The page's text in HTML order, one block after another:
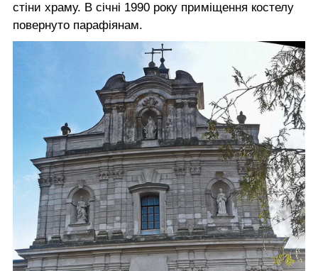
стіни храму. В січні 1990 року приміщення костелу
повернуто парафіянам.